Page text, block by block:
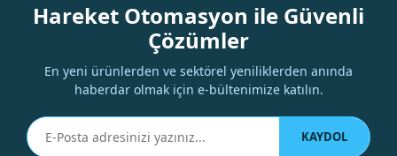
Hareket Otomasyon ile Güvenli
Çözümler
En yeni ürünlerden ve sektörel yeniliklerden anında
haberdar olmak için e-bültenimize katılın.
KAYDOL